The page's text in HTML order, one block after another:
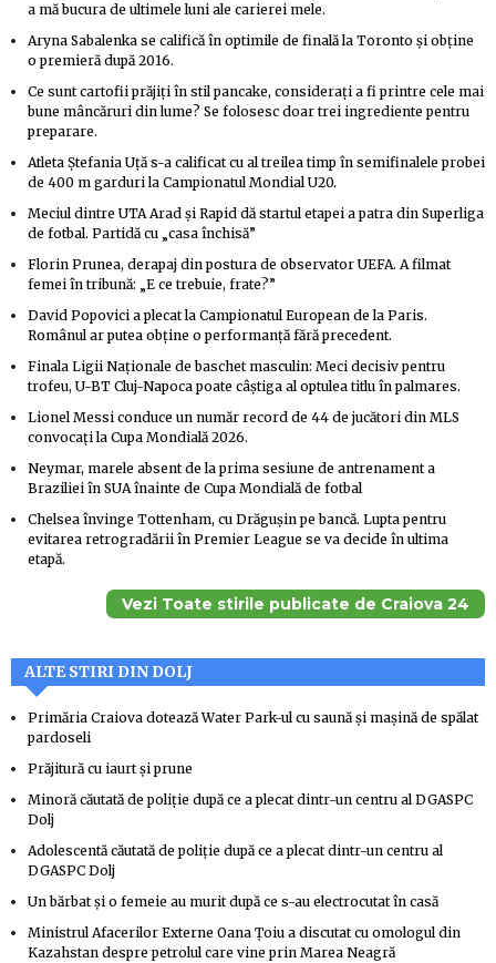
a mă bucura de ultimele luni ale carierei mele.
Aryna Sabalenka se califică în optimile de finală la Toronto și obține
o premieră după 2016.
Ce sunt cartofii prăjiți în stil pancake, considerați a fi printre cele mai
bune mâncăruri din lume? Se folosesc doar trei ingrediente pentru
preparare.
Atleta Ștefania Uță s-a calificat cu al treilea timp în semifinalele probei
de 400 m garduri la Campionatul Mondial U20.
Meciul dintre UTA Arad și Rapid dă startul etapei a patra din Superliga
de fotbal. Partidă cu „casa închisă”
Florin Prunea, derapaj din postura de observator UEFA. A filmat
femei în tribună: „E ce trebuie, frate?”
David Popovici a plecat la Campionatul European de la Paris.
Românul ar putea obține o performanță fără precedent.
Finala Ligii Naționale de baschet masculin: Meci decisiv pentru
trofeu, U-BT Cluj-Napoca poate câștiga al optulea titlu în palmares.
Lionel Messi conduce un număr record de 44 de jucători din MLS
convocați la Cupa Mondială 2026.
Neymar, marele absent de la prima sesiune de antrenament a
Braziliei în SUA înainte de Cupa Mondială de fotbal
Chelsea învinge Tottenham, cu Drăgușin pe bancă. Lupta pentru
evitarea retrogradării în Premier League se va decide în ultima
etapă.
Vezi Toate stirile publicate de Craiova 24
ALTE STIRI DIN DOLJ
Primăria Craiova dotează Water Park-ul cu saună și mașină de spălat
pardoseli
Prăjitură cu iaurt și prune
Minoră căutată de poliție după ce a plecat dintr-un centru al DGASPC
Dolj
Adolescentă căutată de poliție după ce a plecat dintr-un centru al
DGASPC Dolj
Un bărbat și o femeie au murit după ce s-au electrocutat în casă
Ministrul Afacerilor Externe Oana Țoiu a discutat cu omologul din
Kazahstan despre petrolul care vine prin Marea Neagră